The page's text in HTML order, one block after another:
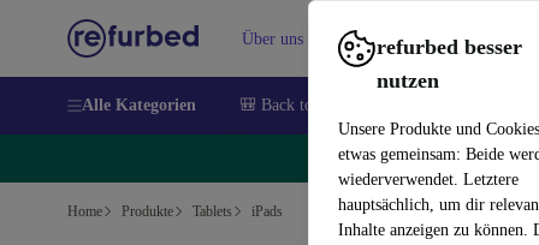
refurbed besser
nutzen
Unsere Produkte und
etwas gemeinsam: Beide
wiederverwendet. Letztere
hauptsächlich, um dir
Inhalte anzeigen zu können.
Über uns Verkaufen Hilfe
Alle Kategorien 🎒 Back to school
Home Produkte Tablets iPads